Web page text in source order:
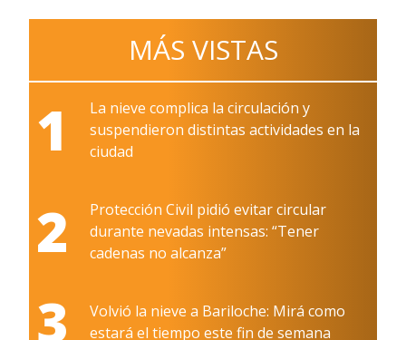
MÁS VISTAS
1
La nieve complica la circulación y
suspendieron distintas actividades en la
ciudad
2
Protección Civil pidió evitar circular
durante nevadas intensas: “Tener
cadenas no alcanza”
3
Volvió la nieve a Bariloche: Mirá como
estará el tiempo este fin de semana